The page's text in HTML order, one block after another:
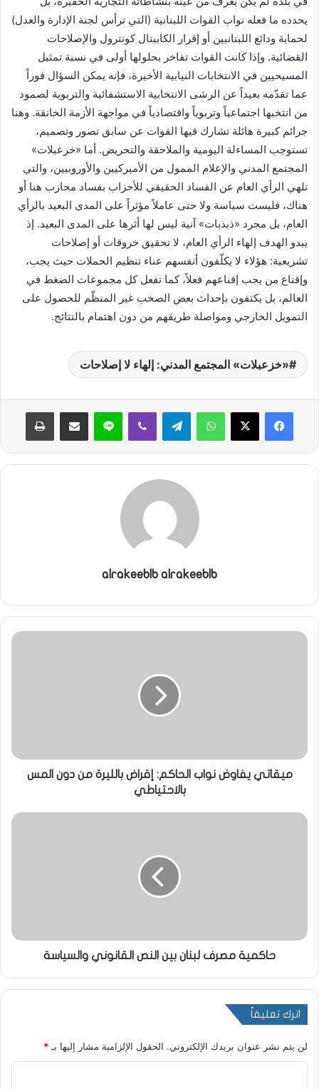
يحدده ما فعله نواب القوات اللبنانية (التي ترأس لجنة الإدارة والعدل)
لحماية ودائع اللبنانيين أو إقرار الكابيتال كونترول والإصلاحات
القضائية. وإذا كانت القوات تفاخر بحلولها أولى في نسبة تمثيل
المسيحيين في الانتخابات النيابية الأخيرة، فإنه يمكن السؤال فوراً
عما تقدّمه بعيداً عن الرشى الانتخابية الاستشفائية والتربوية لصمود
من انتخبها اجتماعياً وتربوياً واقتصادياً في مواجهة الأزمة الخانقة. وهنا
جرائم كبيرة هائلة تشارك فيها القوات عن سابق تصور وتصميم،
تستوجب المساءلة اليومية والملاحقة والتحريض. أما «خزعبلات»
المجتمع المدني والإعلام الممول من الأميركيين والأوروبيين، والتي
تلهي الرأي العام عن الفساد الحقيقي للأحزاب بفساد محازب هنا أو
هناك، فليست سياسة ولا حتى عاملاً مؤثراً على المدى البعيد بالرأي
العام، بل مجرد «ذبذبات» آنية ليس لها أثرها على المدى البعيد. إذ
يبدو الهدف إلهاء الرأي العام، لا تحقيق خروقات أو إصلاحات
تشريعية: هؤلاء لا يكلّفون أنفسهم عناء تنظيم الحملات حيث يجب،
وإقناع من يجب إقناعهم فعلاً، كما تفعل كل مجموعات الضغط في
العالم، بل يكتفون بإحداث بعض الصخب غير المنظّم للحصول على
التمويل الخارجي ومواصلة طريقهم من دون اهتمام بالنتائج.
«خزعبلات» المجتمع المدني: إلهاء لا إصلاحات
واتساب لاين
alrakeeblb alrakeeblb
ميقاتي يفاوض نواب الحاكم: إقراض بالليرة من دون المس
بالاحتياطي
حاكمية مصرف لبنان بين النص القانوني والسياسة
اترك تعليقاً
لن يتم نشر عنوان بريدك الإلكتروني. الحقول الإلزامية مشار إليها بـ*